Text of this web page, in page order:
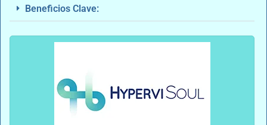
Beneficios Clave: